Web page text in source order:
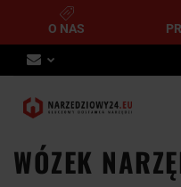
O NAS
WÓZEK